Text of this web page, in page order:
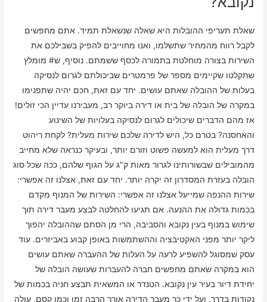
שאלת תעריפי ההובלות היא שאלה שנשאלת תמיד. אתם מחפשים
לקבל רווח מהמחיר שתשלמו, ואנו מחוייבים להפיק בשבילכם את
השירות בצורה מוחלטת בתמורה לכסף ששמתם. נוסיף, ש# מומלץ
שתקלטו שקיימים מספר של פרמטרים שביכולתם לגרום לנסיקה
בעלות של ההובלה שאתם עושים. יחד עם זאת, חכם יהיה שתפנימו
במקרה של הובלה של בית או דירה ביוקר רב, מעבירנו עדיין הכי זולים!
אז מהם הדברים שיכולים לגרום לנסיקה בעלויות של השינוע
והאחסנה? בטרם כל, היש לדירה שלכם שירות מעלית? לקחת ריהוט
דרך מעלית הוא למעשה פשוט וזורם יותר, ובעיקר כנראה שלא מחייב
מהמובילים שבשורותינו לגרור מאות ק"ג על הגוף שלהם, ככה שכל סוג
הובלה בעזרת המסדרון זה יקרה יותר. יחד עם זאת, אצלנו זה אפשרי:
שירות ההנפה שמייעל אצלנו זה אפשרי: השירות של המנוף מקדם
בכמות גדולה את ההנעה. אם תגיעו להחלטה לבצע מעבר דירה תוך
שימוש במנוף בעין נקובא והסביבה, הרי מן הסתם שההובלה יהפוך
ליקר יותר מפני האקטיבציה וההשתמשות באופן קבוע באביזרים. עוד
עסק שמסוגל להשפיע לרעה על העלות של ההעברה שאתם עושים
הוא במקרה שאתם מחפשים חברה להעברות שעושה הובלה של
יחידת דיור בעיר עין נקובא. הטנדר או המשאית תבצע חניה בכמות של
נקודות בדרך, ועל ידי כך מעבר הדירה אורך הרבה זמן וכמו קסם, עולה